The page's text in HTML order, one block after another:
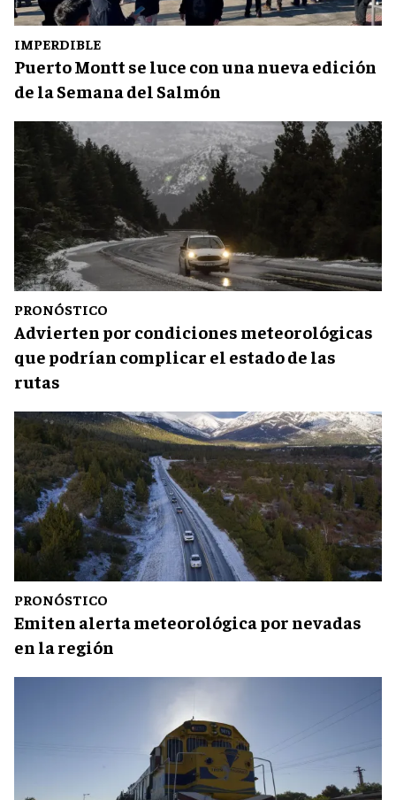
IMPERDIBLE
Puerto Montt se luce con una nueva edición
de la Semana del Salmón
PRONÓSTICO
Advierten por condiciones meteorológicas
que podrían complicar el estado de las
rutas
PRONÓSTICO
Emiten alerta meteorológica por nevadas
en la región